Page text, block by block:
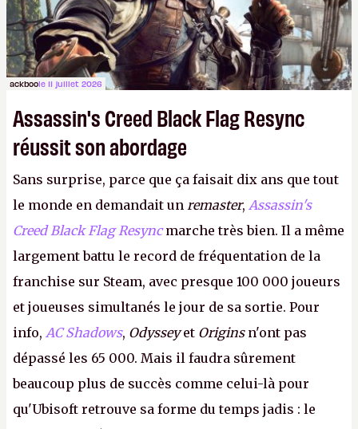
ackboole 11 juillet 2026
Assassin's Creed Black Flag Resync
réussit son abordage
Sans surprise, parce que ça faisait dix ans que tout
le monde en demandait un remaster, Assassin's
Creed Black Flag Resyncmarche très bien. Il a même
largement battu le record de fréquentation de la
franchise sur Steam, avec presque 100 000 joueurs
et joueuses simultanés le jour de sa sortie. Pour
info, AC Shadows, Odysseyet Originsn'ont pas
dépassé les 65 000. Mais il faudra sûrement
beaucoup plus de succès comme celui-là pour
qu'Ubisoft retrouve sa forme du temps jadis : le